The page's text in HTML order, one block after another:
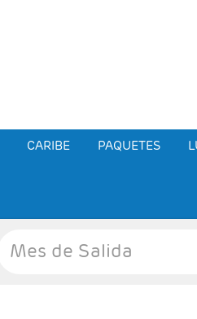
CARIBE PAQUETES
Mes de Salida